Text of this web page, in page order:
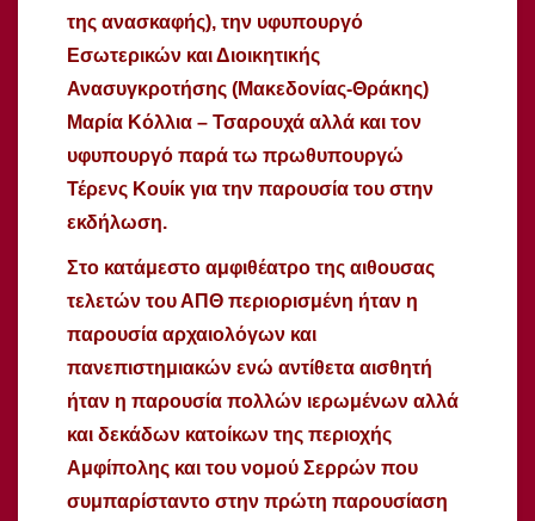
της ανασκαφής), την υφυπουργό
Εσωτερικών και Διοικητικής
Ανασυγκροτήσης (Μακεδονίας-Θράκης)
Μαρία Κόλλια – Τσαρουχά αλλά και τον
υφυπουργό παρά τω πρωθυπουργώ
Τέρενς Κουίκ για την παρουσία του στην
εκδήλωση.
Στο κατάμεστο αμφιθέατρο της αιθουσας
τελετών του ΑΠΘ περιορισμένη ήταν η
παρουσία αρχαιολόγων και
πανεπιστημιακών ενώ αντίθετα αισθητή
ήταν η παρουσία πολλών ιερωμένων αλλά
και δεκάδων κατοίκων της περιοχής
Αμφίπολης και του νομού Σερρών που
συμπαρίσταντο στην πρώτη παρουσίαση